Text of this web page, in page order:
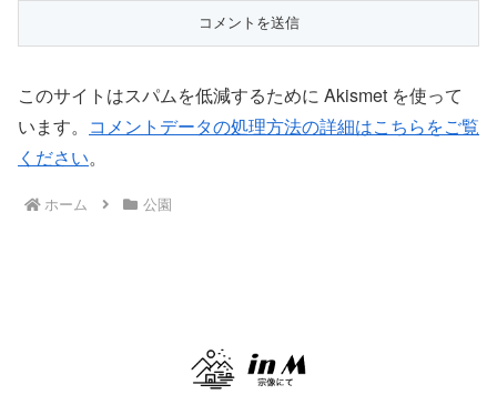
このサイトはスパムを低減するために Akismet を使って
います。 コメントデータの処理方法の詳細はこちらをご覧
ください。
ホーム 公園